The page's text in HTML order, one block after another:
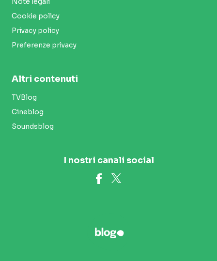
Cookie policy
Privacy policy
Preferenze privacy
Altri contenuti
TVBlog
Cineblog
Soundsblog
I nostri canali social